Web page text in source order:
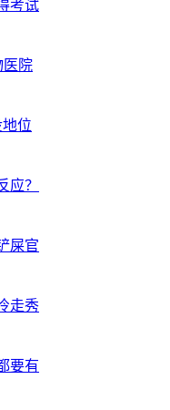
考试
医院
位
应？
屎官
走秀
要有